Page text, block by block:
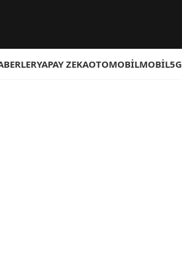
YAPAY ZEKAOTOMOBILMOBIL5G